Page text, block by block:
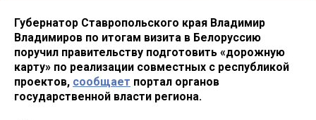
Губернатор Ставропольского края Владимир
Владимиров по итогам визита в Белоруссию
поручил правительству подготовить «дорожную
карту» по реализации совместных с республикой
проектов, сообщает портал органов
государственной власти региона.